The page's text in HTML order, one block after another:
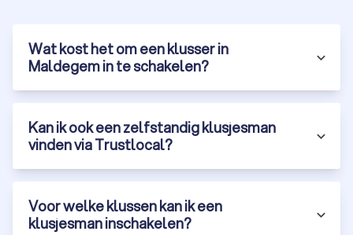
Wat kost het om een klusser in
Maldegem in te schakelen?
Kan ik ook een zelfstandig klusjesman
vinden via Trustlocal?
Voor welke klussen kan ik een
klusjesman inschakelen?